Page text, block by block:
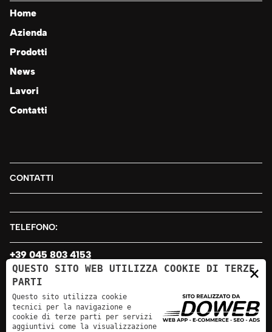
Home
Azienda
Prodotti
News
Lavori
Contatti
CONTATTI
TELEFONO:
+39 045 803 4153
EMAIL:
info@sirv.it
×
QUESTO SITO WEB UTILIZZA COOKIE DI TERZE
PARTI
Questo sito utilizza cookie
tecnici per la navigazione e
cookie di terze parti per servizi
aggiuntivi come la visualizzazione